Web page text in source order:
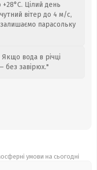
Цілий день
вітер до 4 м/с,
парасольку
Якщо вода в річці
без завірюх."
умови на сьогодні